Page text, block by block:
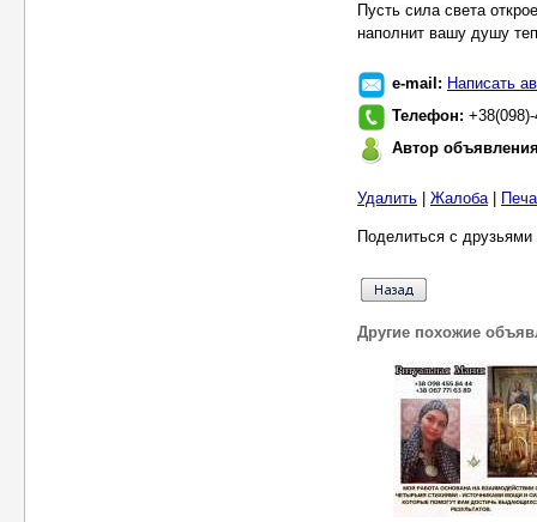
Пусть сила света
наполнит вашу душу
e-mail: Написать
Телефон:
Автор
Удалить Жалоба|
Поделиться с
Другие похожие